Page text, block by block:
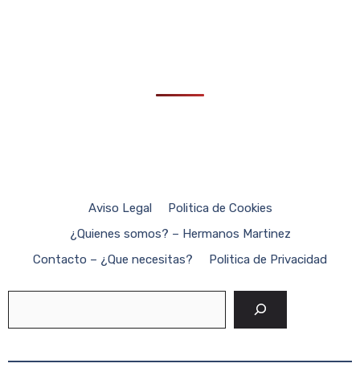
Aviso Legal
Politica de Cookies
¿Quienes somos? – Hermanos Martinez
Contacto – ¿Que necesitas?
Politica de Privacidad